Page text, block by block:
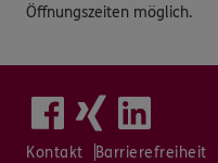
Öffnungszeiten möglich.
Kontakt Barrierefreiheit